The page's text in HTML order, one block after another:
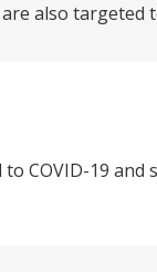
also targeted
COVID-19